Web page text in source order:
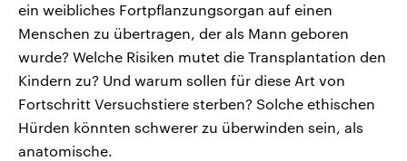
ein weibliches Fortpflanzungsorgan auf einen
Menschen zu übertragen, der als Mann geboren
wurde? Welche Risiken mutet die Transplantation den
Kindern zu? Und warum sollen für diese Art von
Fortschritt Versuchstiere sterben? Solche ethischen
Hürden könnten schwerer zu überwinden sein, als
anatomische.